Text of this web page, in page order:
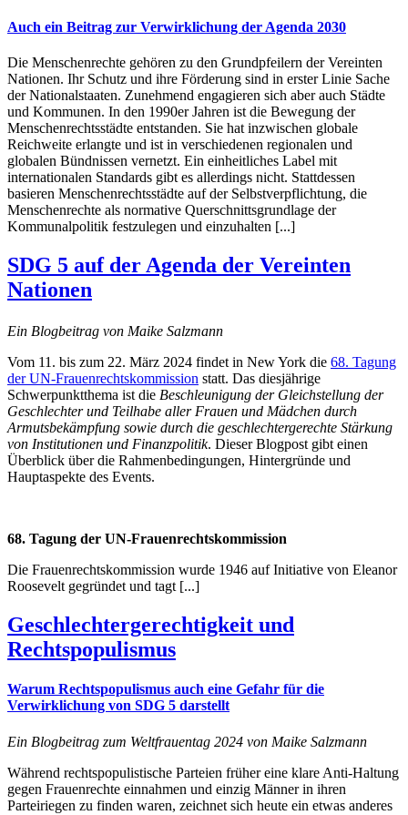
Auch ein Beitrag zur Verwirklichung der Agenda 2030
Die Menschenrechte gehören zu den Grundpfeilern der Vereinten
Nationen. Ihr Schutz und ihre Förderung sind in erster Linie Sache
der Nationalstaaten. Zunehmend engagieren sich aber auch Städte
und Kommunen. In den 1990er Jahren ist die Bewegung der
Menschenrechtsstädte entstanden. Sie hat inzwischen globale
Reichweite erlangte und ist in verschiedenen regionalen und
globalen Bündnissen vernetzt. Ein einheitliches Label mit
internationalen Standards gibt es allerdings nicht. Stattdessen
basieren Menschenrechtsstädte auf der Selbstverpflichtung, die
Menschenrechte als normative Querschnittsgrundlage der
Kommunalpolitik festzulegen und einzuhalten [...]
SDG 5 auf der Agenda der Vereinten
Nationen
Ein Blogbeitrag von Maike Salzmann
Vom 11. bis zum 22. März 2024 findet in New York die 68. Tagung
der UN-Frauenrechtskommission statt. Das diesjährige
Schwerpunktthema ist die Beschleunigung der Gleichstellung der
Geschlechter und Teilhabe aller Frauen und Mädchen durch
Armutsbekämpfung sowie durch die geschlechtergerechte Stärkung
von Institutionen und Finanzpolitik. Dieser Blogpost gibt einen
Überblick über die Rahmenbedingungen, Hintergründe und
Hauptaspekte des Events.
68. Tagung der UN-Frauenrechtskommission
Die Frauenrechtskommission wurde 1946 auf Initiative von Eleanor
Roosevelt gegründet und tagt [...]
Geschlechtergerechtigkeit und
Rechtspopulismus
Warum Rechtspopulismus auch eine Gefahr für die
Verwirklichung von SDG 5 darstellt
Ein Blogbeitrag zum Weltfrauentag 2024 von Maike Salzmann
Während rechtspopulistische Parteien früher eine klare Anti-Haltung
gegen Frauenrechte einnahmen und einzig Männer in ihren
Parteiriegen zu finden waren, zeichnet sich heute ein etwas anderes